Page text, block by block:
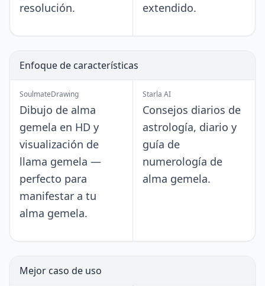
resolución.
extendido.
Enfoque de características
SoulmateDrawing
Dibujo de alma
gemela en HD y
visualización de
llama gemela —
perfecto para
manifestar a tu
alma gemela.
Starla AI
Consejos diarios de
astrología, diario y
guía de
numerología de
alma gemela.
Mejor caso de uso